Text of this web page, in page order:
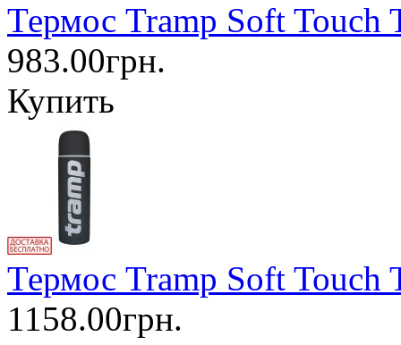
Термос Tramp Soft Touch
983.00грн.
Купить
Термос Tramp Soft Touch
1158.00грн.